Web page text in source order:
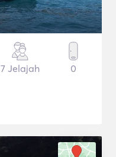
7 Jelajah 0